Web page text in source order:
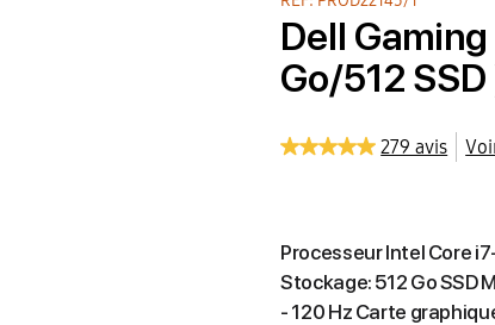
Dell
Go/512
279 avis
Processeur Intel Core
Stockage: 512 Go SSD
- 120 Hz Carte